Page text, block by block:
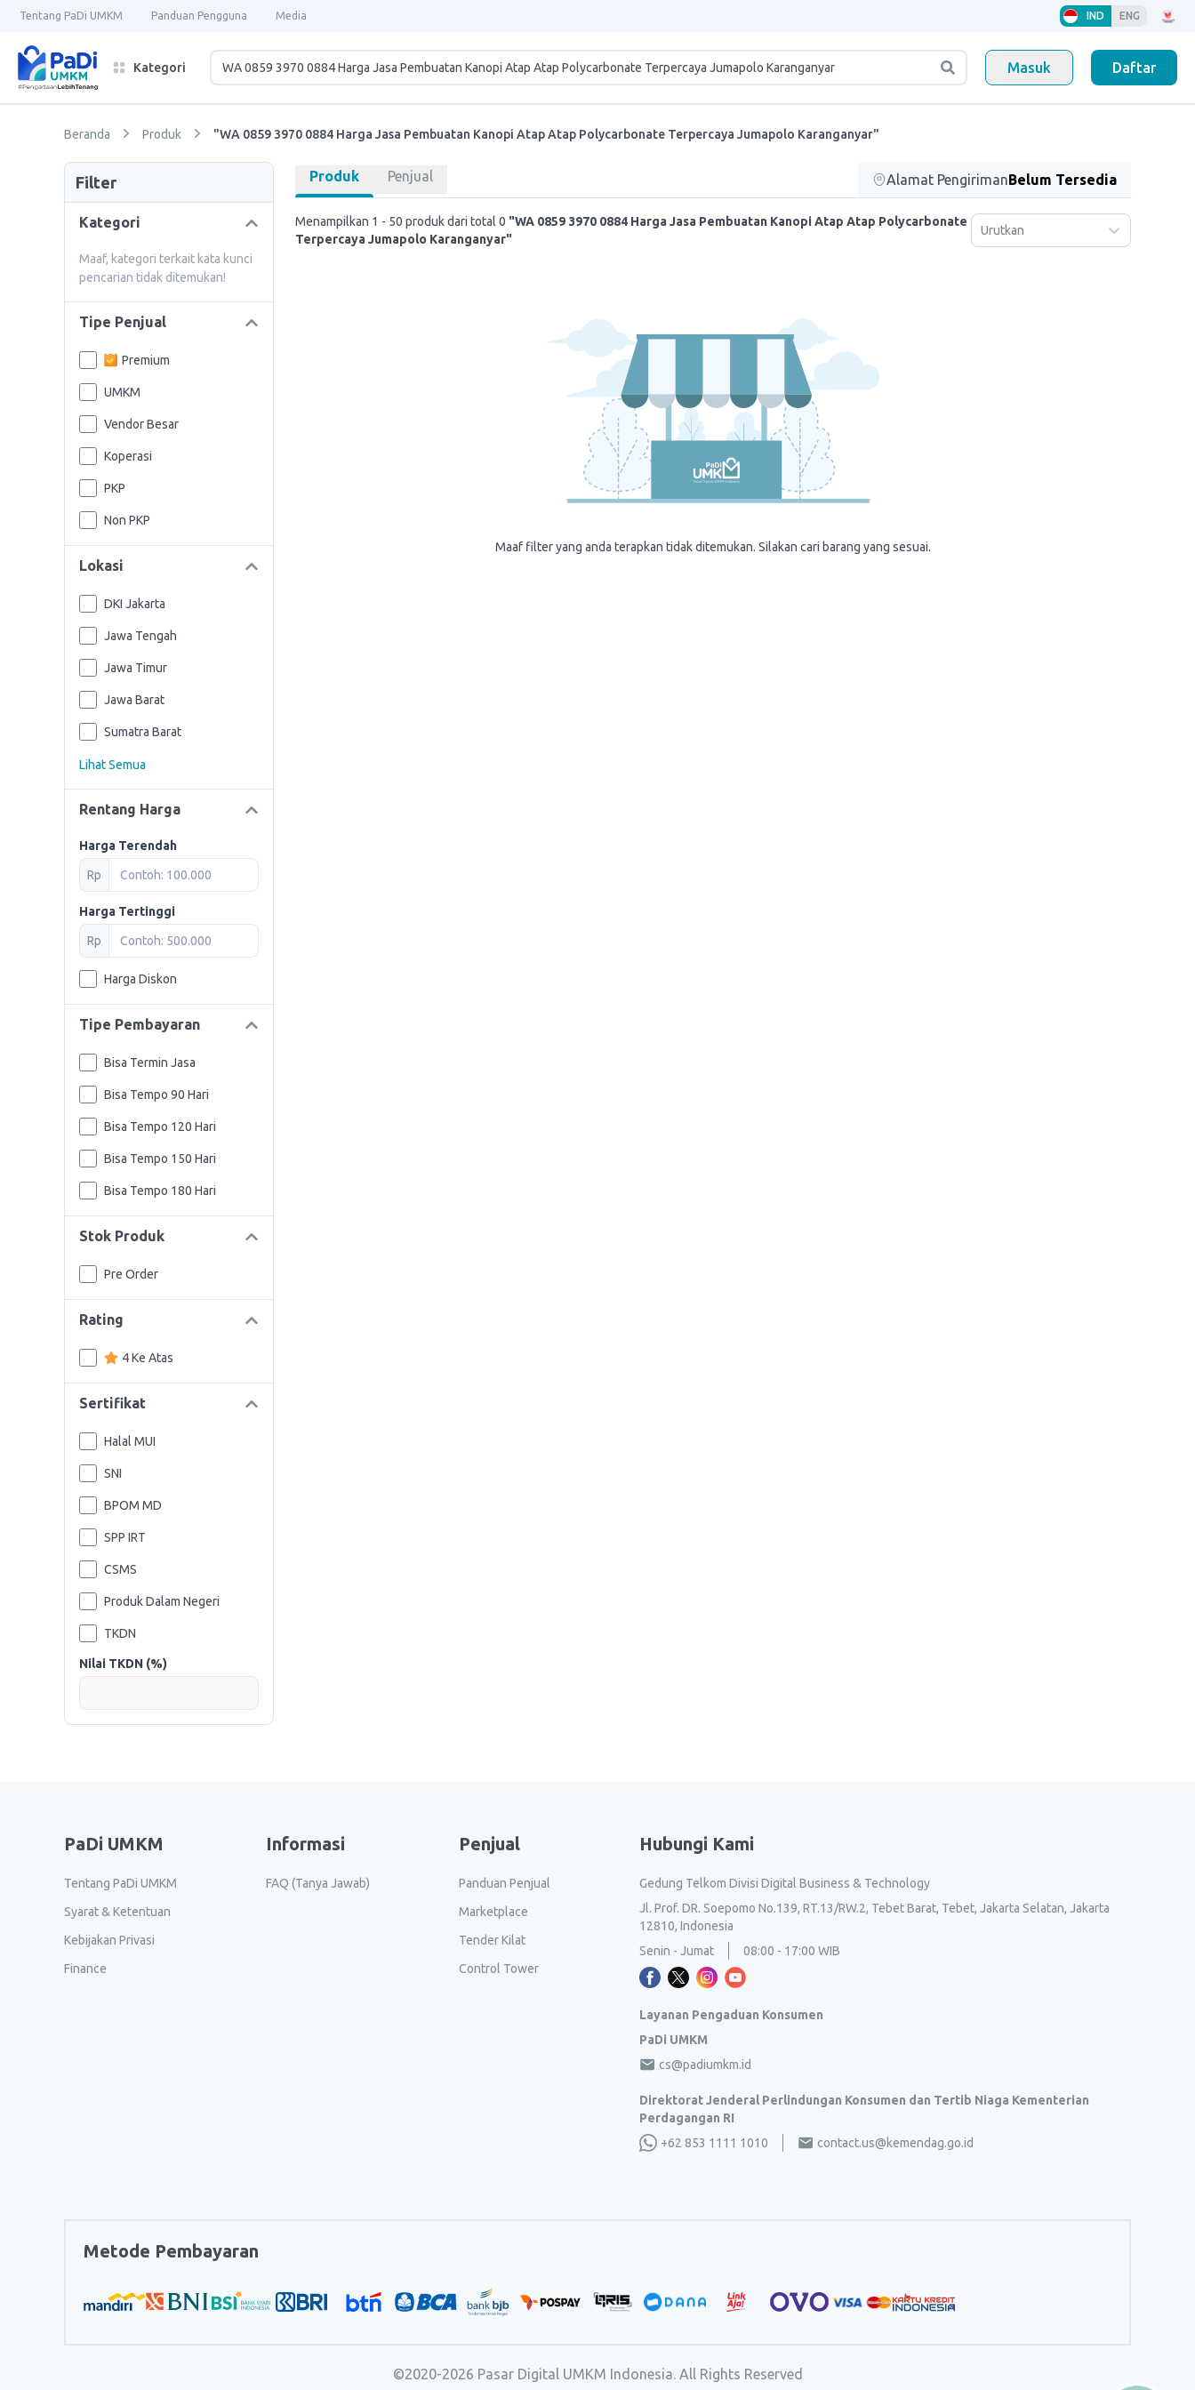
Tentang PaDi UMKM Panduan Pengguna Media IND ENG
Kategori Masuk Daftar
Beranda Produk "WA 0859 3970 0884 Harga Jasa Pembuatan Kanopi Atap Atap Polycarbonate Terpercaya Jumapolo Karanganyar"
Filter
Kategori
Maaf, kategori terkait kata kunci
pencarian tidak ditemukan!
Tipe Penjual
Premium
UMKM
Vendor Besar
Koperasi
PKP
Non PKP
Lokasi
DKI Jakarta
Jawa Tengah
Jawa Timur
Jawa Barat
Sumatra Barat
Lihat Semua
Rentang Harga
Harga Terendah
Rp
Harga Tertinggi
Rp
Harga Diskon
Tipe Pembayaran
Bisa Termin Jasa
Bisa Tempo 90 Hari
Bisa Tempo 120 Hari
Bisa Tempo 150 Hari
Bisa Tempo 180 Hari
Stok Produk
Pre Order
Rating
4 Ke Atas
Sertifikat
Halal MUI
SNI
BPOM MD
SPP IRT
CSMS
Produk Dalam Negeri
TKDN
Nilai TKDN (%)
Produk Penjual Alamat PengirimanBelum Tersedia
Menampilkan 1 - 50 produk dari total 0 "WA 0859 3970 0884 Harga Jasa Pembuatan Kanopi Atap Atap Polycarbonate
Terpercaya Jumapolo Karanganyar"
Urutkan
Maaf filter yang anda terapkan tidak ditemukan. Silakan cari barang yang sesuai.
PaDi UMKM
Tentang PaDi UMKM
Syarat & Ketentuan
Kebijakan Privasi
Finance
Informasi
FAQ (Tanya Jawab)
Penjual
Panduan Penjual
Marketplace
Tender Kilat
Control Tower
Hubungi Kami
Gedung Telkom Divisi Digital Business & Technology
Jl. Prof. DR. Soepomo No.139, RT.13/RW.2, Tebet Barat, Tebet, Jakarta Selatan, Jakarta
12810, Indonesia
Senin - Jumat
08:00 - 17:00 WIB
Layanan Pengaduan Konsumen
PaDi UMKM
cs@padiumkm.id
Direktorat Jenderal Perlindungan Konsumen dan Tertib Niaga Kementerian
Perdagangan RI
+62 853 1111 1010
contact.us@kemendag.go.id
Metode Pembayaran
©2020-2026 Pasar Digital UMKM Indonesia. All Rights Reserved